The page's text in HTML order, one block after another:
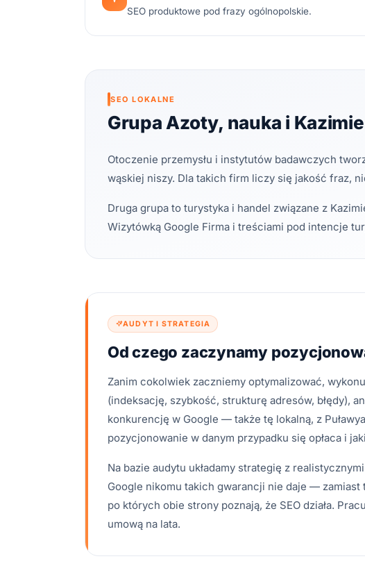
SEO produktowe pod frazy ogólnopolskie.
SEO LOKALNE
Grupa Azoty, nauka i
Otoczenie przemysłu i instytutów badawczych
wąskiej niszy. Dla takich firm liczy się jakość fraz,
Druga grupa to turystyka i handel związane z
Wizytówką Google Firma i treściami pod intencje
AUDYT I STRATEGIA
Od czego zaczynamy
Zanim cokolwiek zaczniemy optymalizować,
(indeksację, szybkość, strukturę adresów, błędy),
konkurencję w Google — także tę lokalną, z
pozycjonowanie w danym przypadku się opłaca i
Na bazie audytu układamy strategię z
Google nikomu takich gwarancji nie daje —
po których obie strony poznają, że SEO działa.
umową na lata.